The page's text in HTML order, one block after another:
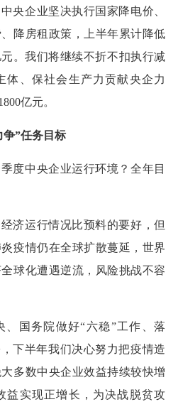
央企业坚决执行国家降电价、
降房租政策，上半年累计降低
。我们将继续不折不扣执行减
体、保社会生产力贡献央企力
亿元。
争”任务目标
度中央企业运行环境？全年目
济运行情况比预料的要好，但
疫情仍在全球扩散蔓延，世界
球化遭遇逆流，风险挑战不容
、国务院做好“六稳”工作、落
下半年我们决心努力把疫情造
多数中央企业效益持续较快增
益实现正增长，为决战脱贫攻